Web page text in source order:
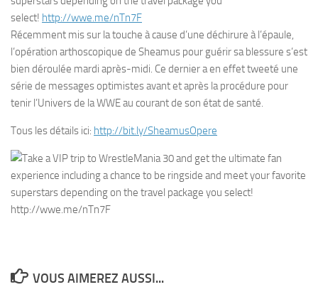
select! http://wwe.me/nTn7F
Récemment mis sur la touche à cause d’une déchirure à l’épaule,
l’opération arthoscopique de Sheamus pour guérir sa blessure s’est
bien déroulée mardi après-midi. Ce dernier a en effet tweeté une
série de messages optimistes avant et après la procédure pour
tenir l’Univers de la WWE au courant de son état de santé.
Tous les détails ici: http://bit.ly/SheamusOpere
VOUS AIMEREZ AUSSI...